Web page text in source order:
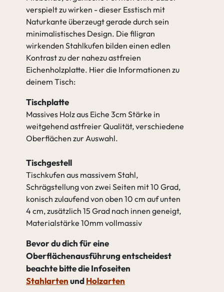
verspielt zu wirken - dieser Esstisch mit
Naturkante überzeugt gerade durch sein
minimalistisches Design. Die filigran
wirkenden Stahlkufen bilden einen edlen
Kontrast zu der nahezu astfreien
Eichenholzplatte. Hier die Informationen zu
deinem Tisch:
Tischplatte
Massives Holz aus Eiche 3cm Stärke in
weitgehend astfreier Qualität, verschiedene
Oberflächen zur Auswahl.
Tischgestell
Tischkufen aus massivem Stahl,
Schrägstellung von zwei Seiten mit 10 Grad,
konisch zulaufend von oben 10 cm auf unten
4 cm, zusätzlich 15 Grad nach innen geneigt,
Materialstärke 10mm vollmassiv
Bevor du dich für eine
Oberflächenausführung entscheidest
beachte bitte die Infoseiten
StahlartenundHolzarten